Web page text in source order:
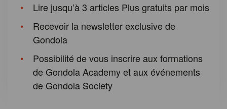
Lire jusqu’à 3 articles Plus gratuits par mois
Recevoir la newsletter exclusive de
Gondola
Possibilité de vous inscrire aux formations
de Gondola Academy et aux événements
de Gondola Society